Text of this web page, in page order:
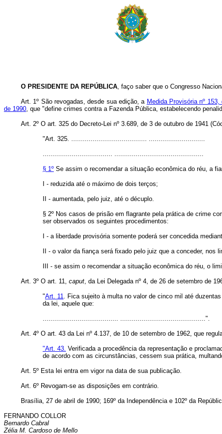
O PRESIDENTE DA REPÚBLICA, faço saber que o Congresso
Art. 1º São revogadas, desde sua edição, a Medida Provisória nº
de 1990, que "define crimes contra a Fazenda Pública, estabelecendo
Art. 2º O art. 325 do Decreto-Lei nº 3.689, de 3 de outubro de 1941
"Art. 325. ....................................... .............................
.................................... ..............................................
§ 1º Se assim o recomendar a situação econômica do réu, a
I - reduzida até o máximo de dois terços;
II - aumentada, pelo juiz, até o décuplo.
§ 2º Nos casos de prisão em flagrante pela prática de crime
ser observados os seguintes procedimentos:
I - a liberdade provisória somente poderá ser concedida
II - o valor da fiança será fixado pelo juiz que a conceder,
III - se assim o recomendar a situação econômica do réu, o
Art. 3º O art. 11, caput, da Lei Delegada nº 4, de 26 de setembro de
"Art. 11. Fica sujeito à multa no valor de cinco mil até
da lei, aquele que:
....................................... ............................................".
Art. 4º O art. 43 da Lei nº 4.137, de 10 de setembro de 1962, que
"Art. 43. Verificada a procedência da representação e
de acordo com as circunstâncias, cessem sua prática,
Art. 5º Esta lei entra em vigor na data de sua publicação.
Art. 6º Revogam-se as disposições em contrário.
Brasília, 27 de abril de 1990; 169º da Independência e 102º da
FERNANDO COLLOR
Bernardo Cabral
Zélia M. Cardoso de Mello